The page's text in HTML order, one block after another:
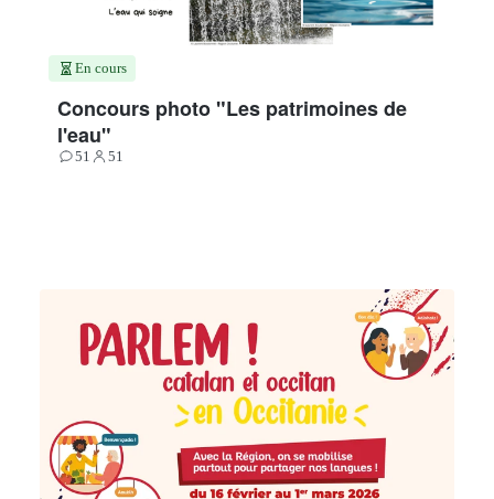
En cours
Concours photo "Les patrimoines de
l'eau"
51
Contributions
51
Participants